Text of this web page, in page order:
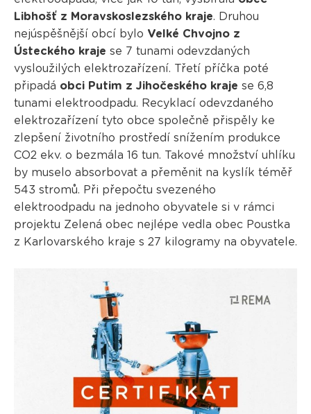
Libhošť z Moravskoslezského kraje. Druhou
nejúspěšnější obcí bylo Velké Chvojno z
Ústeckého kraje se 7 tunami odevzdaných
vysloužilých elektrozařízení. Třetí příčka poté
připadá obci Putim z Jihočeského kraje se 6,8
tunami elektroodpadu. Recyklací odevzdaného
elektrozařízení tyto obce společně přispěly ke
zlepšení životního prostředí snížením produkce
CO2 ekv. o bezmála 16 tun. Takové množství uhlíku
by muselo absorbovat a přeměnit na kyslík téměř
543 stromů. Při přepočtu svezeného
elektroodpadu na jednoho obyvatele si v rámci
projektu Zelená obec nejlépe vedla obec Poustka
z Karlovarského kraje s 27 kilogramy na obyvatele.